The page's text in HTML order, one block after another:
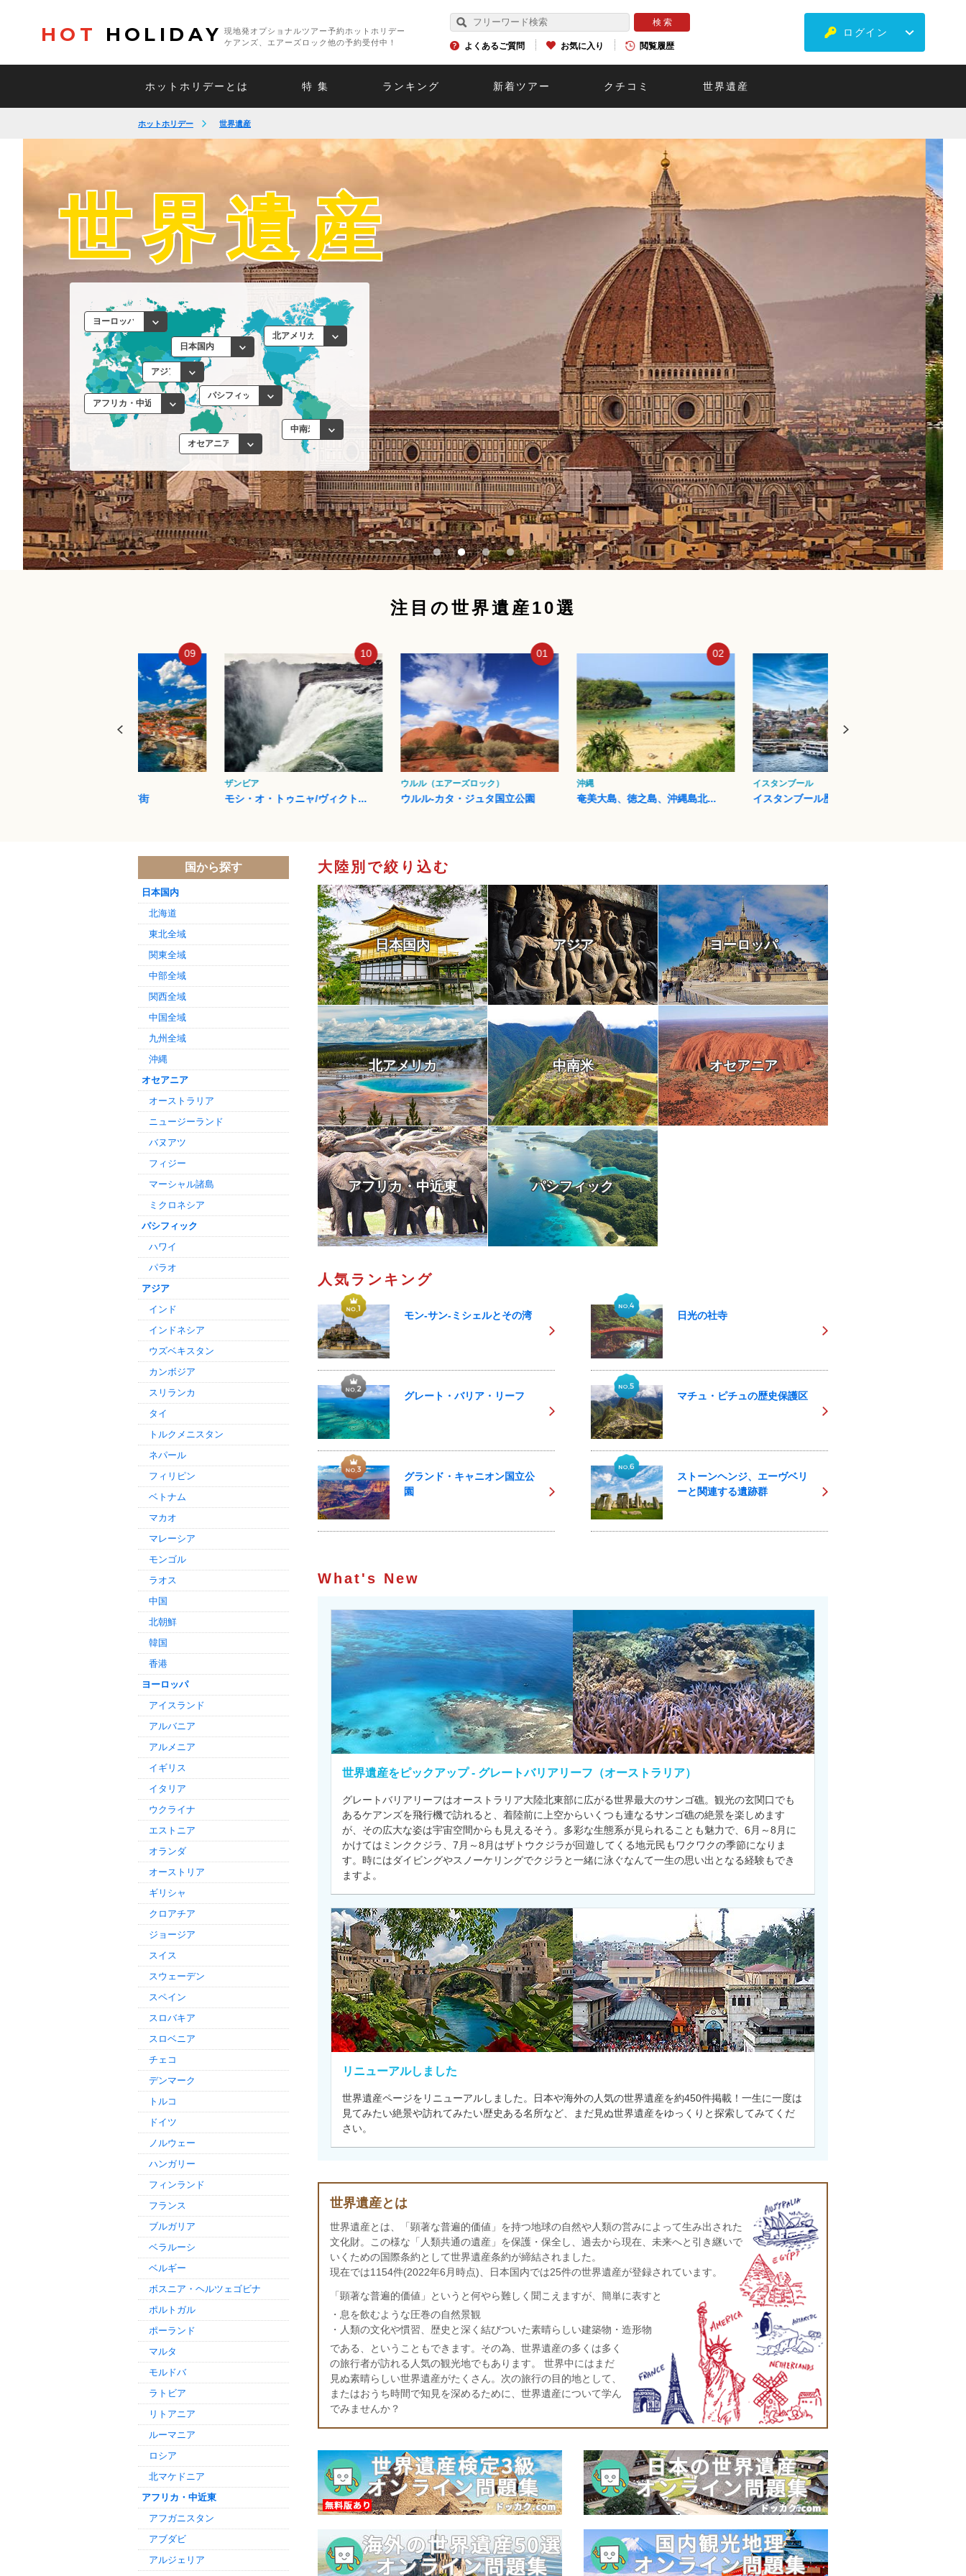
HOT HOLIDAY
現地発オプショナルツアー予約ホットホリデー
ケアンズ、エアーズロック他の予約受付中！
よくあるご質問 お気に入り 閲覧履歴
ログイン
ホットホリデーとは 特 集 ランキング 新着ツアー クチコミ 世界遺産
ホットホリデー 世界遺産
世界遺産
注目の世界遺産10選
10
モシ・オ・トゥニャ/ヴィクト...
01
ウルル（エアーズロック）
ウルル-カタ・ジュタ国立公園
02
沖縄
奄美大島、徳之島、沖縄島北...
03
イスタンブール
イスタンブール歴史地域
フィレンツェ
フィレンツェ歴史地区
大陸別で絞り込む
日本国内 アジア ヨーロッパ
北アメリカ 中南米 オセアニア
アフリカ・中近東 パシフィック
人気ランキング
モン-サン-ミシェルとその湾
グレート・バリア・リーフ
グランド・キャニオン国立公
園
日光の社寺
マチュ・ピチュの歴史保護区
ストーンヘンジ、エーヴベリ
ーと関連する遺跡群
What's New
世界遺産をピックアップ - グレートバリアリーフ（オーストラリア）
グレートバリアリーフはオーストラリア大陸北東部に広がる世界最大のサンゴ礁。観光の玄関口でも
あるケアンズを飛行機で訪れると、着陸前に上空からいくつも連なるサンゴ礁の絶景を楽しめます
が、その広大な姿は宇宙空間からも見えるそう。多彩な生態系が見られることも魅力で、6月～8月に
かけてはミンククジラ、7月～8月はザトウクジラが回遊してくる地元民もワクワクの季節になりま
す。時にはダイビングやスノーケリングでクジラと一緒に泳ぐなんて一生の思い出となる経験もでき
ますよ。
リニューアルしました
世界遺産ページをリニューアルしました。日本や海外の人気の世界遺産を約450件掲載！一生に一度は
見てみたい絶景や訪れてみたい歴史ある名所など、まだ見ぬ世界遺産をゆっくりと探索してみてくだ
さい。
世界遺産とは
世界遺産とは、「顕著な普遍的価値」を持つ地球の自然や人類の営みによって生み出された
文化財。この様な「人類共通の遺産」を保護・保全し、過去から現在、未来へと引き継いで
いくための国際条約として世界遺産条約が締結されました。
現在では1154件(2022年6月時点)、日本国内では25件の世界遺産が登録されています。
「顕著な普遍的価値」というと何やら難しく聞こえますが、簡単に表すと
・息を飲むような圧巻の自然景観
・人類の文化や慣習、歴史と深く結びついた素晴らしい建築物・造形物
である、ということもできます。その為、世界遺産の多くは多く
の旅行者が訪れる人気の観光地でもあります。 世界中にはまだ
見ぬ素晴らしい世界遺産がたくさん。次の旅行の目的地として、
またはおうち時間で知見を深めるために、世界遺産について学ん
でみませんか？
国から探す
日本国内
北海道
東北全域
関東全域
中部全域
関西全域
中国全域
九州全域
沖縄
オセアニア
オーストラリア
ニュージーランド
バヌアツ
フィジー
マーシャル諸島
ミクロネシア
パシフィック
ハワイ
パラオ
アジア
インド
インドネシア
ウズベキスタン
カンボジア
スリランカ
タイ
トルクメニスタン
ネパール
フィリピン
ベトナム
マカオ
マレーシア
モンゴル
ラオス
中国
北朝鮮
韓国
香港
ヨーロッパ
アイスランド
アルバニア
アルメニア
イギリス
イタリア
ウクライナ
エストニア
オランダ
オーストリア
ギリシャ
クロアチア
ジョージア
スイス
スウェーデン
スペイン
スロバキア
スロベニア
チェコ
デンマーク
トルコ
ドイツ
ノルウェー
ハンガリー
フィンランド
フランス
ブルガリア
ベラルーシ
ベルギー
ボスニア・ヘルツェゴビナ
ポルトガル
ポーランド
マルタ
モルドバ
ラトビア
リトアニア
ルーマニア
ロシア
北マケドニア
アフリカ・中近東
アフガニスタン
アブダビ
アルジェリア